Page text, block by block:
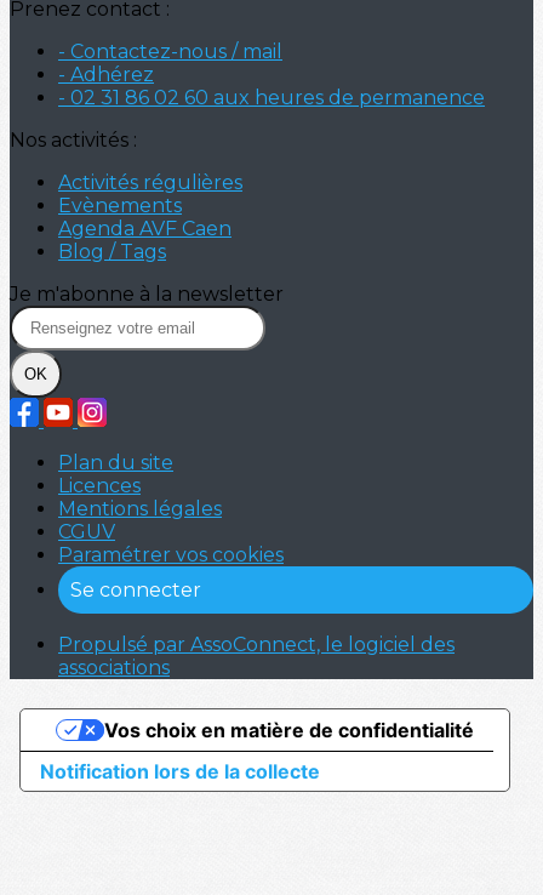
Prenez contact :
- Contactez-nous / mail
- Adhérez
- 02 31 86 02 60 aux heures de permanence
Nos activités :
Activités régulières
Evènements
Agenda AVF Caen
Blog / Tags
Je m'abonne à la newsletter
OK
Plan du site
Licences
Mentions légales
CGUV
Paramétrer vos cookies
Se connecter
Propulsé par AssoConnect, le logiciel des
associations
Notification lors de la collecte
Vos choix en matière de confidentialité